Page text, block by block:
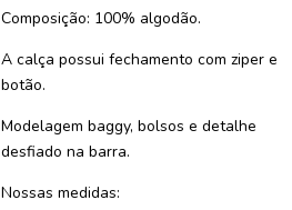
Composição: 100% algodão.
A calça possui fechamento com ziper e
botão.
Modelagem baggy, bolsos e detalhe
desfiado na barra.
Nossas medidas: